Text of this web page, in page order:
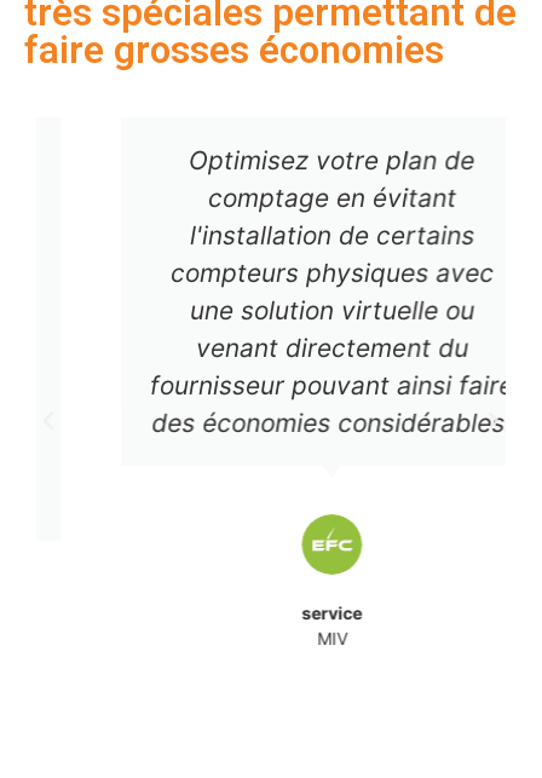
très spéciales permettant de
faire grosses économies
Optimisez votre plan de
comptage en évitant
l'installation de certains
compteurs physiques avec
une solution virtuelle ou
venant directement du
fournisseur pouvant ainsi faire
des économies considérables.
service